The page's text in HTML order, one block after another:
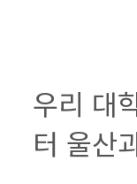
우리 대
터 울산